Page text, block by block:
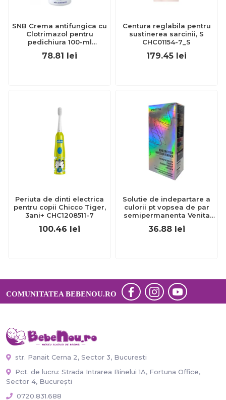
SNB Crema antifungica cu
Clotrimazol pentru
pedichiura 100-ml
EXL359_918
78.81 lei
Centura reglabila pentru
sustinerea sarcinii, S
CHC01154-7_S
179.45 lei
Periuta de dinti electrica
pentru copii Chicco Tiger,
3ani+ CHC1208511-7
100.46 lei
Solutie de indepartare a
culorii pt vopsea de par
semipermanenta Venita
Hair Color Remover, 115ml
15 ml
36.88 lei
COMUNITATEA BEBENOU.RO
str. Panait Cerna 2, Sector 3, Bucuresti
Pct. de lucru: Strada Intrarea Binelui 1A, Fortuna Office,
Sector 4, București
0720.831.688